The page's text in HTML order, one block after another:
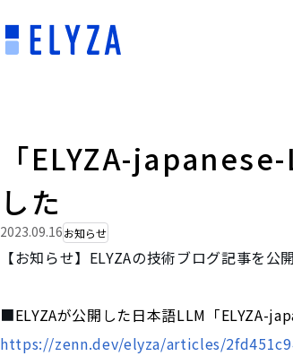
「ELYZA-
した
2023.09.16お知らせ
【お知らせ】ELYZAの技術ブログ記事を
■ELYZAが公開した日本語LLM「ELYZA-
https://zenn.dev/elyza/articles/